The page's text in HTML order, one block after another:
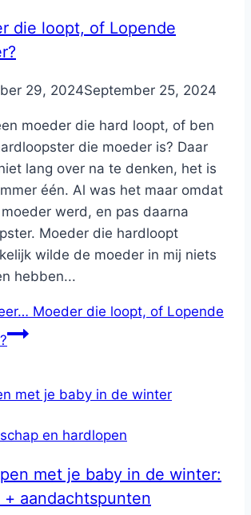
die loopt, of Lopende
29, 2024September 25, 2024
moeder die hard loopt, of ben
die moeder is? Daar
lang over na te denken, het is
één. Al was het maar omdat
werd, en pas daarna
Moeder die hardloopt
wilde de moeder in mij niets
hebben...
Moeder die loopt, of Lopende
en hardlopen
met je baby in de winter:
+ aandachtspunten